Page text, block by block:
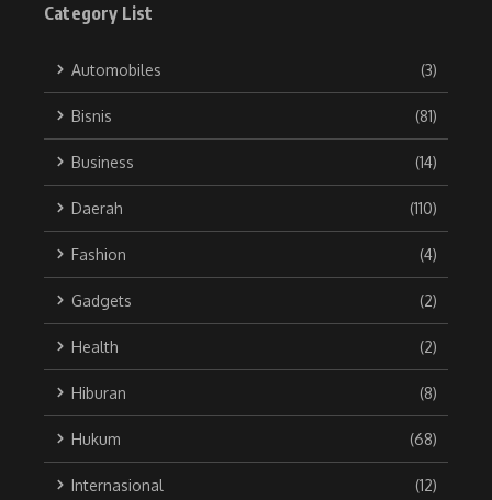
Category List
Automobiles (3)
Bisnis (81)
Business (14)
Daerah (110)
Fashion (4)
Gadgets (2)
Health (2)
Hiburan (8)
Hukum (68)
Internasional (12)